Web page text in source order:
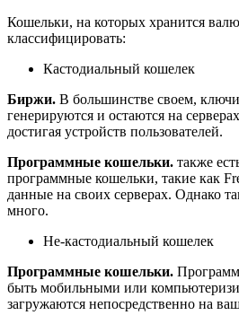
Кошельки, на которых хранится
классифицировать:
Кастодиальный кошелек
Биржи. В большинстве своем,
генерируются и остаются на
достигая устройств пользователей.
Программные кошельки. также
программные кошельки, такие как
данные на своих серверах. Однако
много.
Не-кастодиальный кошелек
Программные кошельки.
быть мобильными или
загружаются непосредственно на